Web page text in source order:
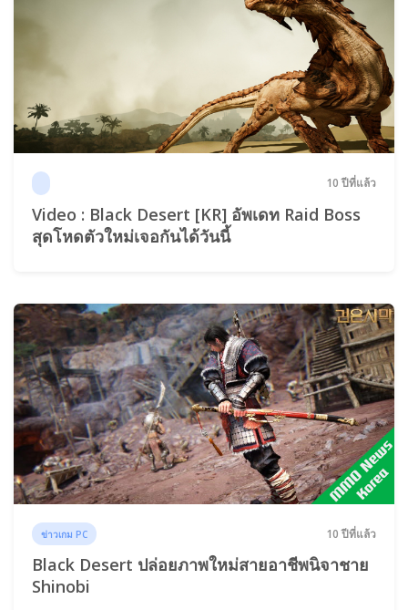
10 ปีที่แล้ว
Video : Black Desert [KR] อัพเดท Raid Boss
สุดโหดตัวใหม่เจอกันได้วันนี้
ข่าวเกม PC 10 ปีที่แล้ว
Black Desert ปล่อยภาพใหม่สายอาชีพนิจาชาย
Shinobi